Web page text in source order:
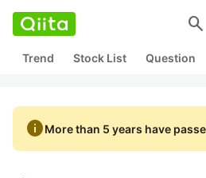
search
Trend Stock List Question
infoMore than 5 years have